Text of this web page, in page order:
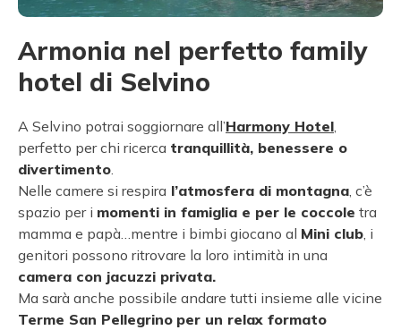
Armonia nel perfetto family
hotel di Selvino
A Selvino potrai soggiornare all’Harmony Hotel,
perfetto per chi ricerca tranquillità, benessere o
divertimento.
Nelle camere si respira l’atmosfera di montagna, c’è
spazio per i momenti in famiglia e per le coccole tra
mamma e papà…mentre i bimbi giocano al Mini club, i
genitori possono ritrovare la loro intimità in una
camera con jacuzzi privata.
Ma sarà anche possibile andare tutti insieme alle vicine
Terme San Pellegrino per un relax formato